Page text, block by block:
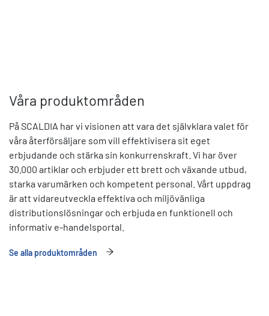
Våra produktområden
På SCALDIA har vi visionen att vara det självklara valet för
våra återförsäljare som vill effektivisera sit eget
erbjudande och stärka sin konkurrenskraft. Vi har över
30.000 artiklar och erbjuder ett brett och växande utbud,
starka varumärken och kompetent personal. Vårt uppdrag
är att vidareutveckla effektiva och miljövänliga
distributionslösningar och erbjuda en funktionell och
informativ e-handelsportal.
Se alla produktområden